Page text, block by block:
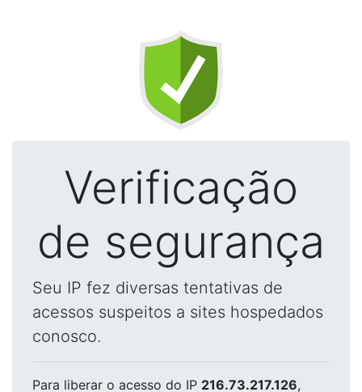
Verificação
de segurança
Seu IP fez diversas tentativas de
acessos suspeitos a sites hospedados
conosco.
Para liberar o acesso do IP 216.73.217.126,